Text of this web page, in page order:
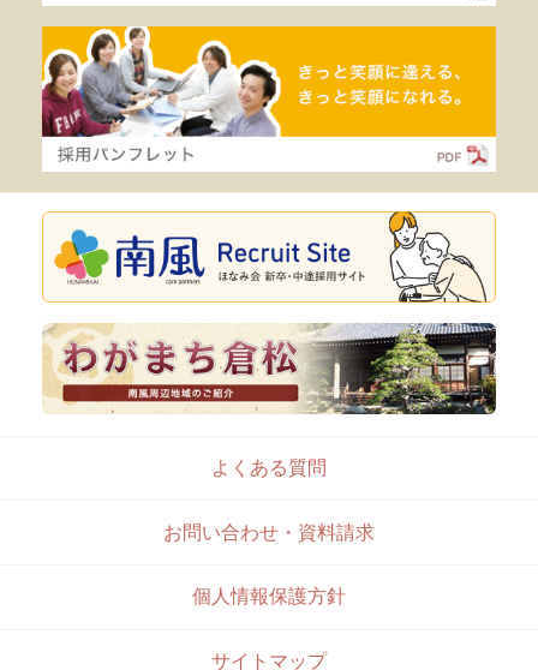
よくある質問
お問い合わせ・資料請求
個人情報保護方針
サイトマップ